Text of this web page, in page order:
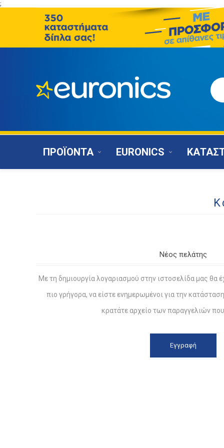
;
ΠΡΟΪΟΝΤΑ EURONICS
Νέος πελάτης
Με τη δημιουργία λογαριασμού στην ιστοσελίδα μας θα
πιο γρήγορα, να είστε ενημερωμένοι για την
κρατάτε αρχείο των παραγγελιών που